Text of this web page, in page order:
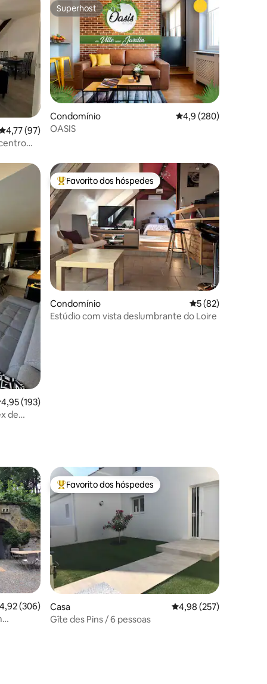
média de 4,77 em 5 estrelas, 97avaliações
4,77 (97)
Superhost
Superhost
Condomínio Classificação média
4,9 (280)
OASIS
média de 4,95 em 5 estrelas, 193avaliações
4,95 (193)
de
Favoritos dos hóspedes mais apreciados
Favorito dos hóspedes
Condomínio Classificação
5 (82)
Estúdio com vista deslumbrante do Loire
média de 4,92 em 5 estrelas, 306avaliações
4,92 (306)
Favoritos dos hóspedes mais apreciados
Favorito dos hóspedes
Casa Classificação média
4,98 (257)
Gîte des Pins / 6 pessoas